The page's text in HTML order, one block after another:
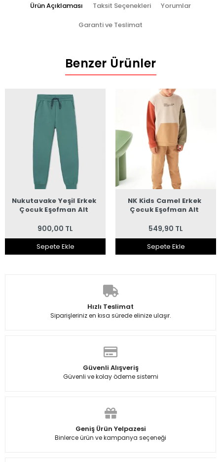
Ürün Açıklaması Taksit Seçenekleri Yorumlar
Garanti ve Teslimat
Benzer Ürünler
Nukutavake Yeşil Erkek
Çocuk Eşofman Alt
900,00 TL
Sepete Ekle
NK Kids Camel Erkek
Çocuk Eşofman Alt
549,90 TL
Sepete Ekle
Hızlı Teslimat
Siparişleriniz en kısa sürede elinize ulaşır.
Güvenli Alışveriş
Güvenli ve kolay ödeme sistemi
Geniş Ürün Yelpazesi
Binlerce ürün ve kampanya seçeneği